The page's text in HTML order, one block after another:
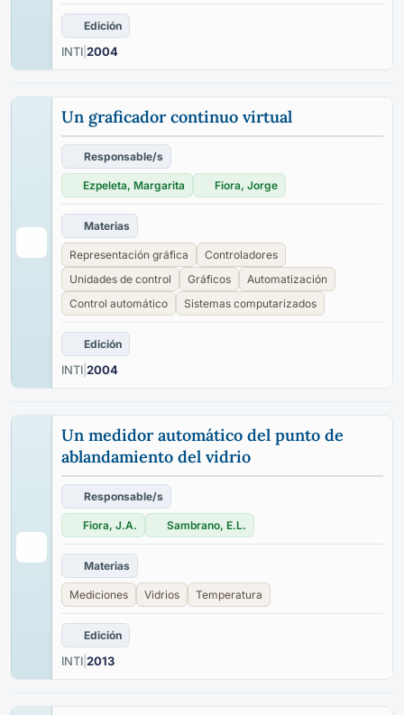
Edición
INTI 2004
Un graficador continuo virtual
Responsable/s
Ezpeleta, Margarita Fiora, Jorge
Materias
Representación gráfica
Controladores
Unidades de control
Gráficos
Automatización
Control automático
Sistemas computarizados
Edición
INTI 2004
Un medidor automático del punto de
ablandamiento del vidrio
Responsable/s
Fiora, J.A. Sambrano, E.L.
Materias
Mediciones Vidrios Temperatura
Edición
INTI 2013